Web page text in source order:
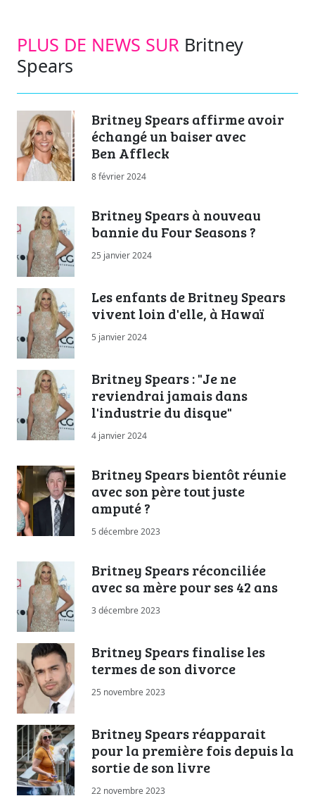
PLUS DE NEWS SUR Britney
Spears
Britney Spears affirme avoir
échangé un baiser avec
Ben Affleck
8 février 2024
Britney Spears à nouveau
bannie du Four Seasons ?
25 janvier 2024
Les enfants de Britney Spears
vivent loin d'elle, à Hawaï
5 janvier 2024
Britney Spears : "Je ne
reviendrai jamais dans
l'industrie du disque"
4 janvier 2024
Britney Spears bientôt réunie
avec son père tout juste
amputé ?
5 décembre 2023
Britney Spears réconciliée
avec sa mère pour ses 42 ans
3 décembre 2023
Britney Spears finalise les
termes de son divorce
25 novembre 2023
Britney Spears réapparait
pour la première fois depuis la
sortie de son livre
22 novembre 2023